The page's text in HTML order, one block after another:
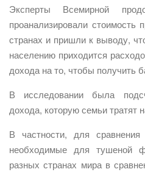
Эксперты Всемирной
проанализировали стоимость
странах и пришли к выводу,
населению приходится
дохода на то, чтобы получить
В исследовании была
дохода, которую семьи тратят
В частности, для
необходимые для тушеной
разных странах мира в